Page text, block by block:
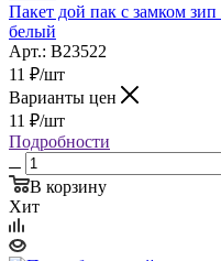
Пакет дой пак с замком
белый
Арт.: B23522
11 ₽/шт
Варианты цен
11 ₽/шт
Подробности
В корзину
Хит